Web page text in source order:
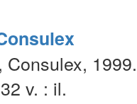
1999.
v. : il.